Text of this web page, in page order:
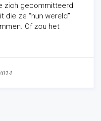
zich gecommitteerd
die ze “hun wereld”
Of zou het